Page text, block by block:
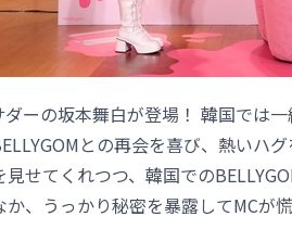
ーの坂本舞白が登場！ 韓国では
との再会を喜び、熱いハ
見せてくれつつ、韓国での
、うっかり秘密を暴露してMCが